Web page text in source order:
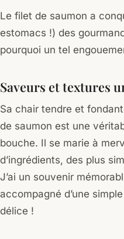
Le filet de saumon a
estomacs !) des
pourquoi un tel
Saveurs et textures
Sa chair tendre et
de saumon est une
bouche. Il se marie à
d’ingrédients, des plus
J’ai un souvenir
accompagné d’une
délice !